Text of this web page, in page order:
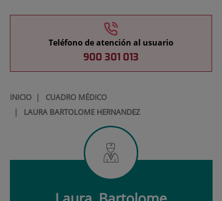
Teléfono de atención al usuario
900 301 013
INICIO| CUADRO MÉDICO
| LAURA BARTOLOME HERNANDEZ